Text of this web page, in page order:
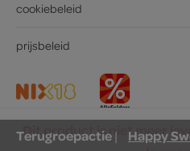
Dit product is niet meer
cookiebeleid
prijsbeleid
Terugroepactie|
Happy